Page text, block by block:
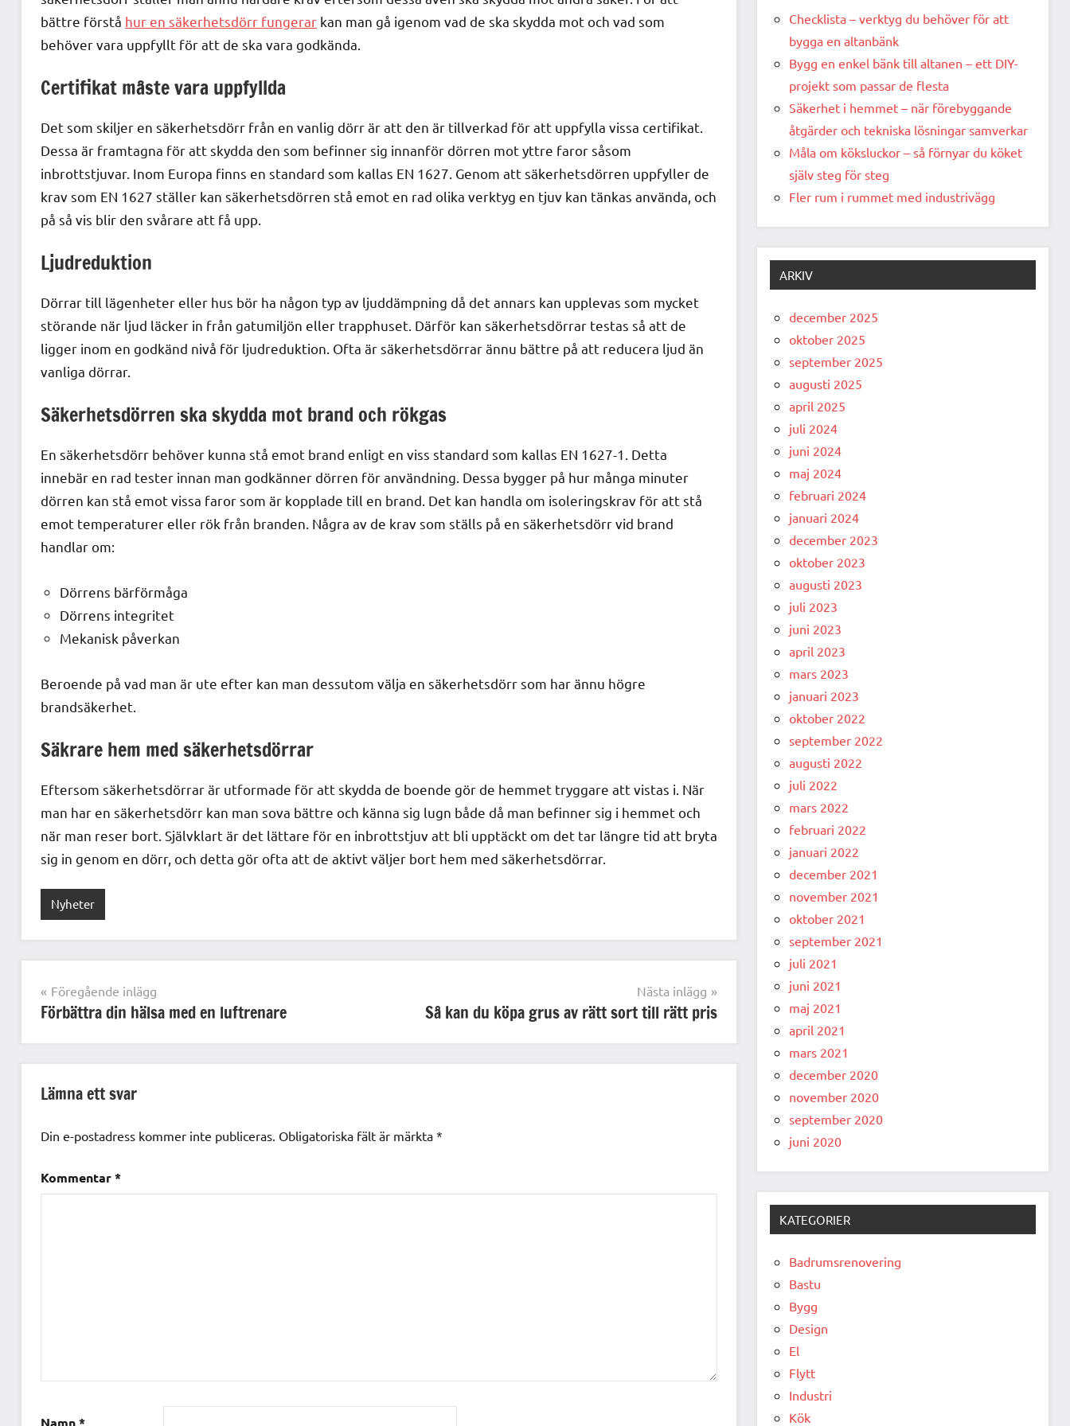
bättre förstå hur en säkerhetsdörr fungerar kan man gå igenom vad de ska skydda mot och vad som
behöver vara uppfyllt för att de ska vara godkända.
Certifikat måste vara uppfyllda
Det som skiljer en säkerhetsdörr från en vanlig dörr är att den är tillverkad för att uppfylla vissa certifikat.
Dessa är framtagna för att skydda den som befinner sig innanför dörren mot yttre faror såsom
inbrottstjuvar. Inom Europa finns en standard som kallas EN 1627. Genom att säkerhetsdörren uppfyller de
krav som EN 1627 ställer kan säkerhetsdörren stå emot en rad olika verktyg en tjuv kan tänkas använda, och
på så vis blir den svårare att få upp.
Ljudreduktion
Dörrar till lägenheter eller hus bör ha någon typ av ljuddämpning då det annars kan upplevas som mycket
störande när ljud läcker in från gatumiljön eller trapphuset. Därför kan säkerhetsdörrar testas så att de
ligger inom en godkänd nivå för ljudreduktion. Ofta är säkerhetsdörrar ännu bättre på att reducera ljud än
vanliga dörrar.
Säkerhetsdörren ska skydda mot brand och rökgas
En säkerhetsdörr behöver kunna stå emot brand enligt en viss standard som kallas EN 1627-1. Detta
innebär en rad tester innan man godkänner dörren för användning. Dessa bygger på hur många minuter
dörren kan stå emot vissa faror som är kopplade till en brand. Det kan handla om isoleringskrav för att stå
emot temperaturer eller rök från branden. Några av de krav som ställs på en säkerhetsdörr vid brand
handlar om:
Dörrens bärförmåga
Dörrens integritet
Mekanisk påverkan
Beroende på vad man är ute efter kan man dessutom välja en säkerhetsdörr som har ännu högre
brandsäkerhet.
Säkrare hem med säkerhetsdörrar
Eftersom säkerhetsdörrar är utformade för att skydda de boende gör de hemmet tryggare att vistas i. När
man har en säkerhetsdörr kan man sova bättre och känna sig lugn både då man befinner sig i hemmet och
när man reser bort. Självklart är det lättare för en inbrottstjuv att bli upptäckt om det tar längre tid att bryta
sig in genom en dörr, och detta gör ofta att de aktivt väljer bort hem med säkerhetsdörrar.
Nyheter
Inläggsnavigering
Föregående inlägg
Förbättra din hälsa med en luftrenare
Nästa inlägg
Så kan du köpa grus av rätt sort till rätt pris
Lämna ett svar
Din e-postadress kommer inte publiceras. Obligatoriska fält är märkta *
Kommentar*
Namn*
Checklista – verktyg du behöver för att
bygga en altanbänk
Bygg en enkel bänk till altanen – ett DIY-
projekt som passar de flesta
Säkerhet i hemmet – när förebyggande
åtgärder och tekniska lösningar samverkar
Måla om köksluckor – så förnyar du köket
själv steg för steg
Fler rum i rummet med industrivägg
ARKIV
december 2025
oktober 2025
september 2025
augusti 2025
april 2025
juli 2024
juni 2024
maj 2024
februari 2024
januari 2024
december 2023
oktober 2023
augusti 2023
juli 2023
juni 2023
april 2023
mars 2023
januari 2023
oktober 2022
september 2022
augusti 2022
juli 2022
mars 2022
februari 2022
januari 2022
december 2021
november 2021
oktober 2021
september 2021
juli 2021
juni 2021
maj 2021
april 2021
mars 2021
december 2020
november 2020
september 2020
juni 2020
KATEGORIER
Badrumsrenovering
Bastu
Bygg
Design
El
Flytt
Industri
Kök